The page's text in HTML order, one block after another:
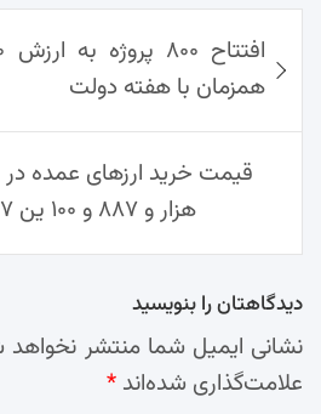
ok
Ap
p
Lin
k
Mai
l
راهبری
نوشته‌ها
همزمان با هفته دولت
هزار و ۸۸۷ و ۱۰۰ ین ۴۷ هزار و ۳۰۱ تومان
دیدگاهتان را بنویسید
نشانی ایمیل شما منتشر
علامت‌گذاری شده‌اند *